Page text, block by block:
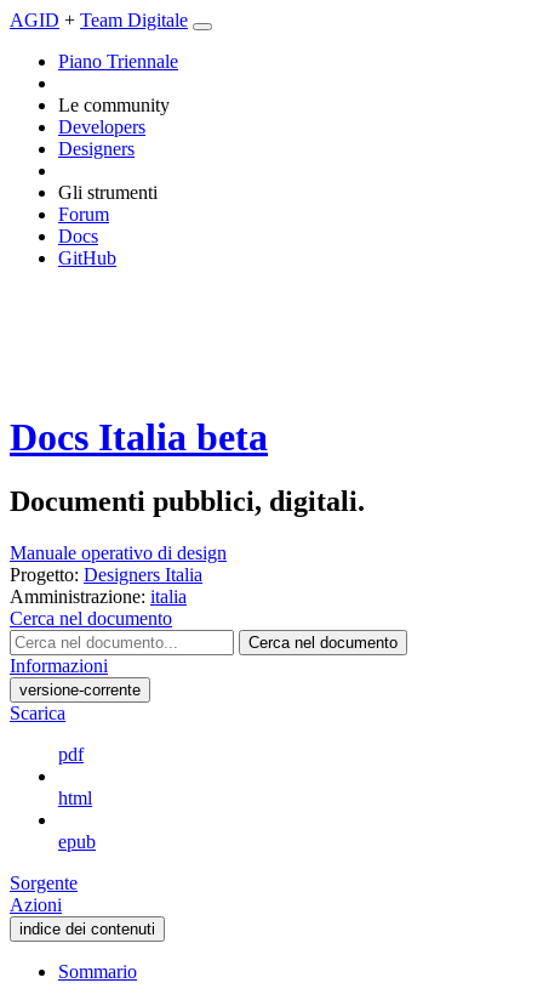
AGID + Team Digitale
Piano Triennale
Le community
Developers
Designers
Gli strumenti
Forum
Docs
GitHub
Docs Italia beta
Documenti pubblici, digitali.
Manuale operativo di design
Progetto: Designers Italia
Amministrazione: italia
Cerca nel documento
Cerca nel documento
Informazioni
versione-corrente
Scarica
pdf
html
epub
Sorgente
Azioni
indice dei contenuti
Sommario